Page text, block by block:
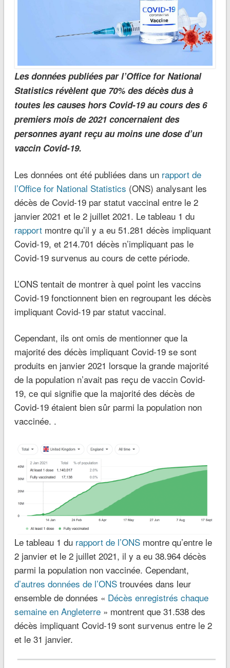
Les données publiées par l’Office for National
Statistics révèlent que 70% des décès dus à
toutes les causes hors Covid-19 au cours des 6
premiers mois de 2021 concernaient des
personnes ayant reçu au moins une dose d’un
vaccin Covid-19.
Les données ont été publiées dans un rapport de
l’Office for National Statistics (ONS) analysant les
décès de Covid-19 par statut vaccinal entre le 2
janvier 2021 et le 2 juillet 2021. Le tableau 1 du
rapportmontre qu’il y a eu 51.281 décès impliquant
Covid-19, et 214.701 décès n’impliquant pas le
Covid-19 survenus au cours de cette période.
L’ONS tentait de montrer à quel point les vaccins
Covid-19 fonctionnent bien en regroupant les décès
impliquant Covid-19 par statut vaccinal.
Cependant, ils ont omis de mentionner que la
majorité des décès impliquant Covid-19 se sont
produits en janvier 2021 lorsque la grande majorité
de la population n’avait pas reçu de vaccin Covid-
19, ce qui signifie que la majorité des décès de
Covid-19 étaient bien sûr parmi la population non
vaccinée. .
Le tableau 1 du rapport de l’ONSmontre qu’entre le
2 janvier et le 2 juillet 2021, il y a eu 38.964 décès
parmi la population non vaccinée. Cependant,
d’autres données de l’ONStrouvées dans leur
ensemble de données « Décès enregistrés chaque
semaine en Angleterre » montrent que 31.538 des
décès impliquant Covid-19 sont survenus entre le 2
et le 31 janvier.